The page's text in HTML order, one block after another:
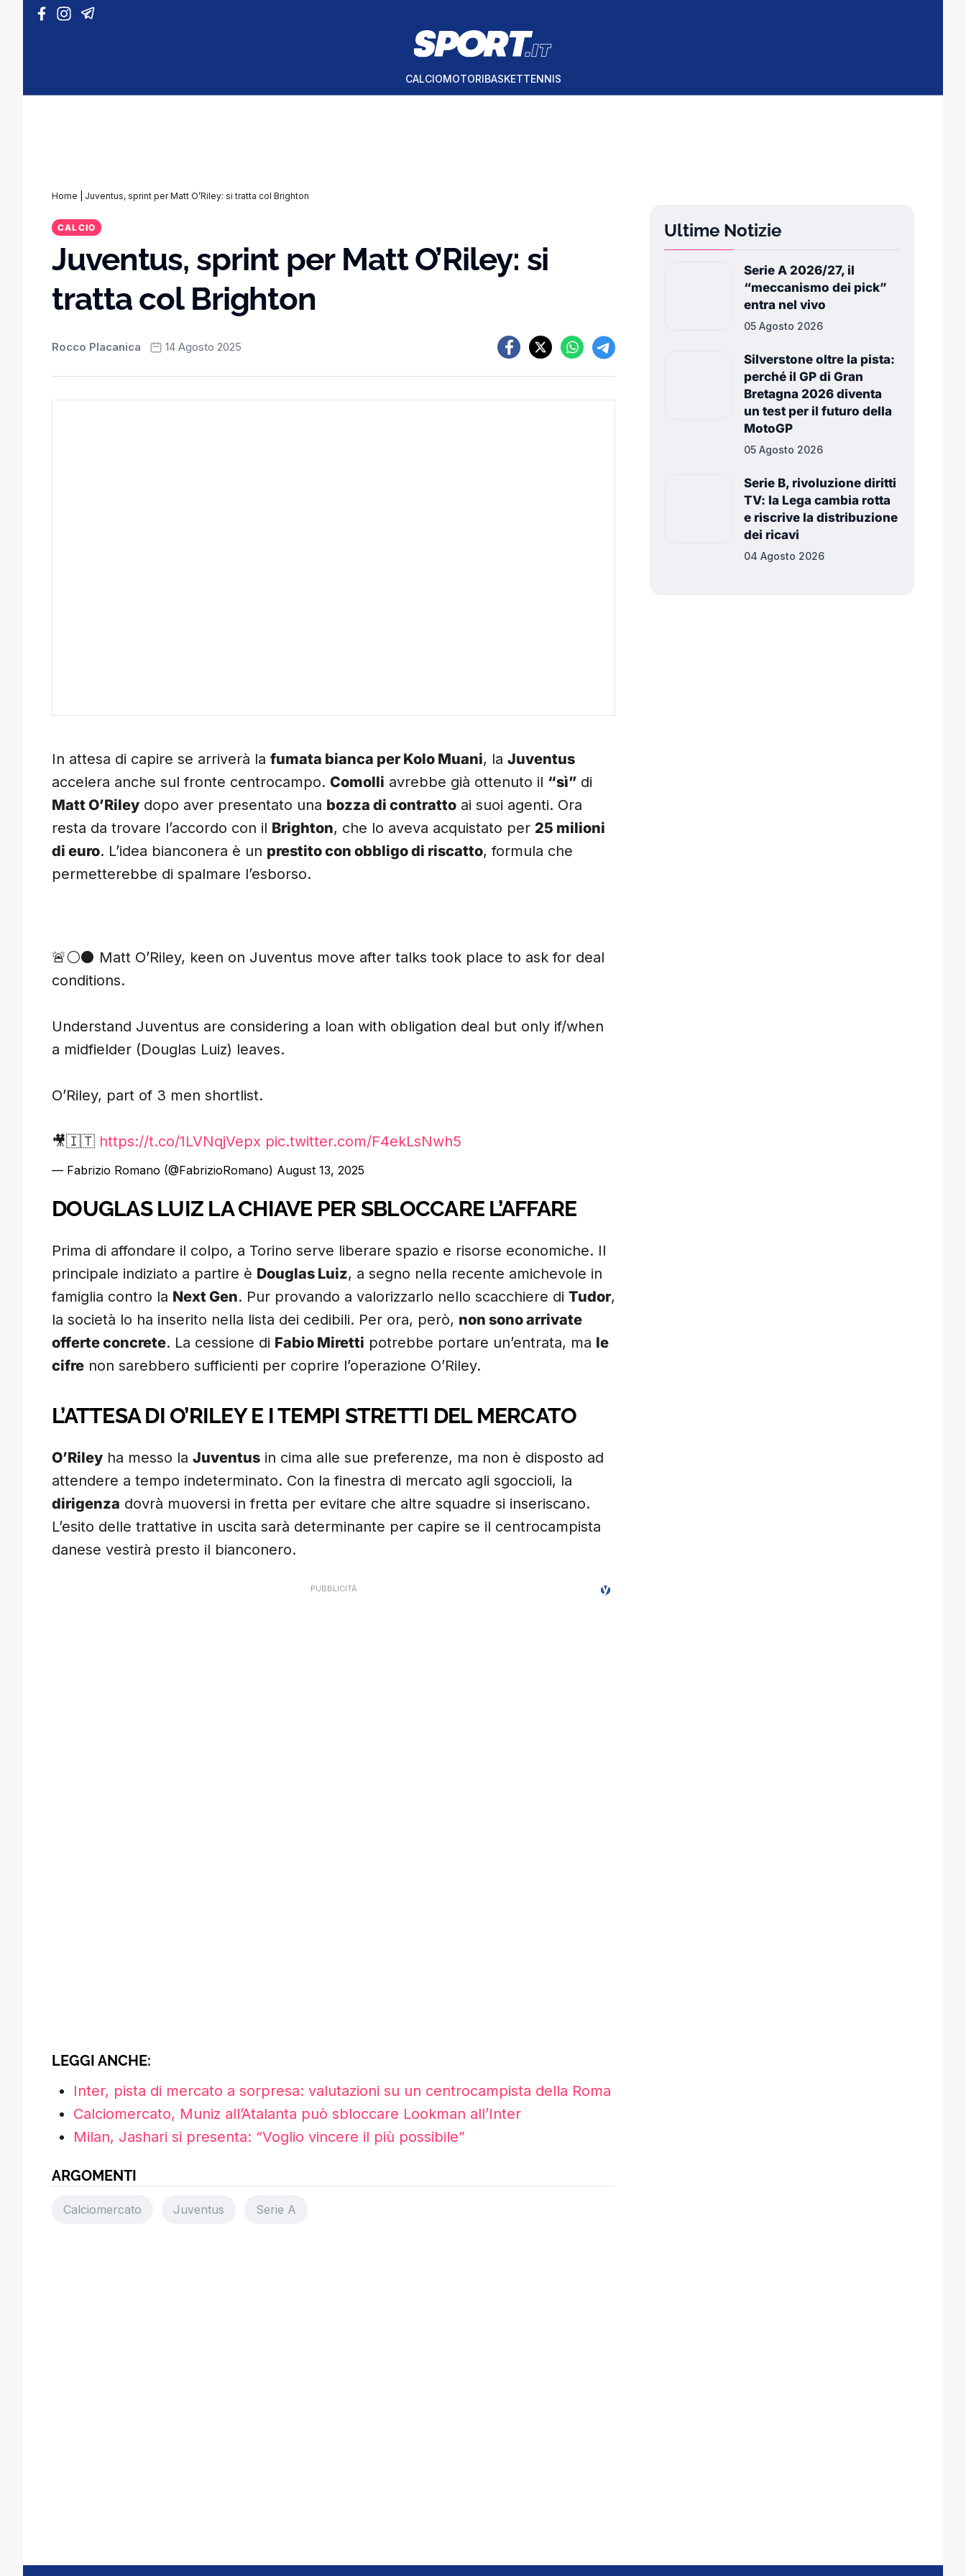
Vai al contenuto
CALCIOMOTORIBASKETTENNIS
Home Juventus, sprint per Matt O’Riley: si tratta col Brighton
CALCIO
Juventus, sprint per Matt O’Riley: si
tratta col Brighton
Rocco Placanica 14 Agosto 2025
In attesa di capire se arriverà la fumata bianca per Kolo Muani, la Juventus
accelera anche sul fronte centrocampo. Comolli avrebbe già ottenuto il “sì” di
Matt O’Riley dopo aver presentato una bozza di contratto ai suoi agenti. Ora
resta da trovare l’accordo con il Brighton, che lo aveva acquistato per 25 milioni
di euro. L’idea bianconera è un prestito con obbligo di riscatto, formula che
permetterebbe di spalmare l’esborso.
🚨⚪️⚫️ Matt O’Riley, keen on Juventus move after talks took place to ask for deal
conditions.
Understand Juventus are considering a loan with obligation deal but only if/when
a midfielder (Douglas Luiz) leaves.
O’Riley, part of 3 men shortlist.
🎥🇮🇹 https://t.co/1LVNqjVepx pic.twitter.com/F4ekLsNwh5
— Fabrizio Romano (@FabrizioRomano) August 13, 2025
DOUGLAS LUIZ LA CHIAVE PER SBLOCCARE L’AFFARE
Prima di affondare il colpo, a Torino serve liberare spazio e risorse economiche. Il
principale indiziato a partire è Douglas Luiz, a segno nella recente amichevole in
famiglia contro la Next Gen. Pur provando a valorizzarlo nello scacchiere di Tudor,
la società lo ha inserito nella lista dei cedibili. Per ora, però, non sono arrivate
offerte concrete. La cessione di Fabio Miretti potrebbe portare un’entrata, ma le
cifre non sarebbero sufficienti per coprire l’operazione O’Riley.
L’ATTESA DI O’RILEY E I TEMPI STRETTI DEL MERCATO
O’Riley ha messo la Juventus in cima alle sue preferenze, ma non è disposto ad
attendere a tempo indeterminato. Con la finestra di mercato agli sgoccioli, la
dirigenza dovrà muoversi in fretta per evitare che altre squadre si inseriscano.
L’esito delle trattative in uscita sarà determinante per capire se il centrocampista
danese vestirà presto il bianconero.
LEGGI ANCHE:
Inter, pista di mercato a sorpresa: valutazioni su un centrocampista della Roma
Calciomercato, Muniz all’Atalanta può sbloccare Lookman all’Inter
Milan, Jashari si presenta: “Voglio vincere il più possibile”
ARGOMENTI
Calciomercato Juventus Serie A
Ultime Notizie
Serie A 2026/27, il
“meccanismo dei pick”
entra nel vivo
05 Agosto 2026
Silverstone oltre la pista:
perché il GP di Gran
Bretagna 2026 diventa
un test per il futuro della
MotoGP
05 Agosto 2026
Serie B, rivoluzione diritti
TV: la Lega cambia rotta
e riscrive la distribuzione
dei ricavi
04 Agosto 2026